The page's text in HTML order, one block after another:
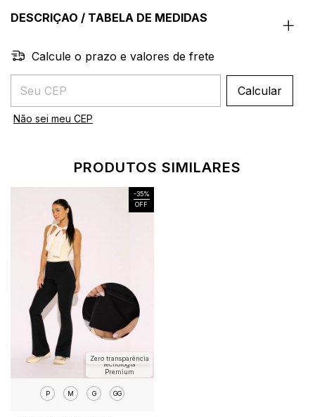
DESCRIÇAO / TABELA DE MEDIDAS
Calcule o prazo e valores de frete
Entregas para o CEP:
Calcular
Não sei meu CEP
PRODUTOS SIMILARES
-35%
OFF
Tecnologia
Premium
Zero transparência
P M G GG